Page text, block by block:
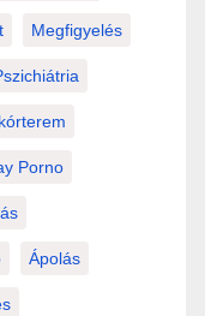
Megfigyelés
Porno
Ápolás